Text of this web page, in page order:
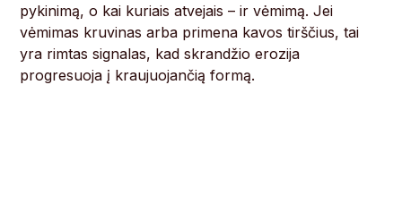
pykinimą, o kai kuriais atvejais – ir vėmimą. Jei
vėmimas kruvinas arba primena kavos tirščius, tai
yra rimtas signalas, kad skrandžio erozija
progresuoja į kraujuojančią formą.